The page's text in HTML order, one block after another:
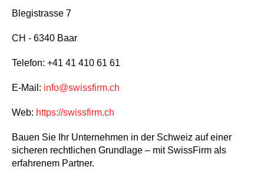
Blegistrasse 7
CH - 6340 Baar
Telefon: +41 41 410 61 61
E-Mail: info@swissfirm.ch
Web: https://swissfirm.ch
Bauen Sie Ihr Unternehmen in der Schweiz auf einer
sicheren rechtlichen Grundlage – mit SwissFirm als
erfahrenem Partner.